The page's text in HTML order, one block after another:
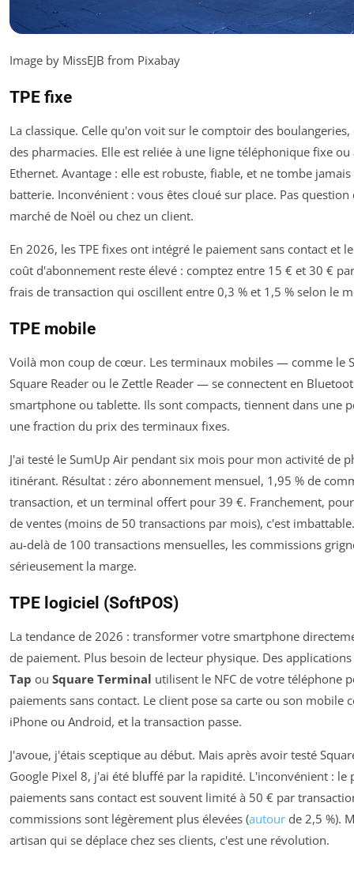
Image by MissEJB from Pixabay
TPE fixe
La classique. Celle qu'on voit sur le comptoir des
des pharmacies. Elle est reliée à une ligne téléphonique fixe
Ethernet. Avantage : elle est robuste, fiable, et ne tombe
batterie. Inconvénient : vous êtes cloué sur place. Pas
marché de Noël ou chez un client.
En 2026, les TPE fixes ont intégré le paiement sans contact et
coût d'abonnement reste élevé : comptez entre 15 € et 30 €
frais de transaction qui oscillent entre 0,3 % et 1,5 % selon le
TPE mobile
Voilà mon coup de cœur. Les terminaux mobiles — comme le
Square Reader ou le Zettle Reader — se connectent en
smartphone ou tablette. Ils sont compacts, tiennent dans une
une fraction du prix des terminaux fixes.
J'ai testé le SumUp Air pendant six mois pour mon activité de
itinérant. Résultat : zéro abonnement mensuel, 1,95 % de
transaction, et un terminal offert pour 39 €. Franchement,
de ventes (moins de 50 transactions par mois), c'est
au-delà de 100 transactions mensuelles, les commissions
sérieusement la marge.
TPE logiciel (SoftPOS)
La tendance de 2026 : transformer votre smartphone
de paiement. Plus besoin de lecteur physique. Des
Tap ou Square Terminal utilisent le NFC de votre téléphone
paiements sans contact. Le client pose sa carte ou son mobile
iPhone ou Android, et la transaction passe.
J'avoue, j'étais sceptique au début. Mais après avoir testé
Google Pixel 8, j'ai été bluffé par la rapidité. L'inconvénient : le
paiements sans contact est souvent limité à 50 € par
commissions sont légèrement plus élevées (autour de 2,5 %).
artisan qui se déplace chez ses clients, c'est une révolution.